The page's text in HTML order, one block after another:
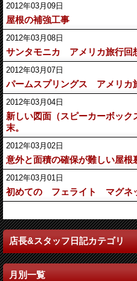
2012年03月09日
屋根の補強工事
2012年03月08日
サンタモニカ アメリカ旅行回
2012年03月07日
パームスプリングス アメリカ
2012年03月04日
新しい図面（スピーカーボッ
末。
2012年03月02日
意外と面積の確保が難しい屋根
2012年03月01日
初めての フェライト マグネ
店長&スタッフ日記カテゴリ
月別一覧